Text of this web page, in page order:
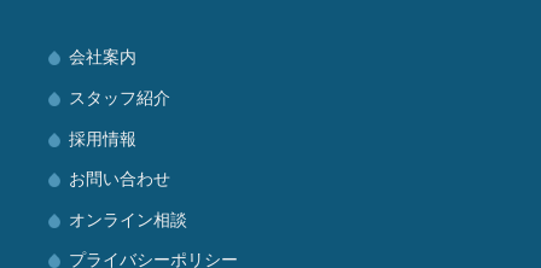
会社案内
スタッフ紹介
採用情報
お問い合わせ
オンライン相談
プライバシーポリシー